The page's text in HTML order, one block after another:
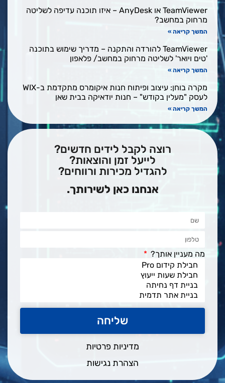
TeamViewer או AnyDesk – איזו תוכנה עדיפה לשליטה
מרחוק במחשב?
המשך קריאה »
TeamViewer להורדה והתקנה – מדריך שימוש בתוכנה
'טים ויואר' לשליטה מרחוק במחשב/ פלאפון
המשך קריאה »
מקרה בוחן: עיצוב ופיתוח חנות איקומרס מתקדמת ב-WIX
לעסק "מעלין בקודש" – חנות יודאיקה בבית שאן
המשך קריאה »
רוצה לקבל לידים חדשים?
לייעל זמן והוצאות?
להגדיל מכירות ורווחים?
אנחנו כאן לשירותך.
מה מעניין אותך?
שליחה
מדיניות פרטיות
הצהרת נגישות